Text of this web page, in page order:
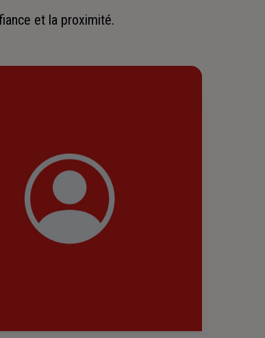
et la proximité.